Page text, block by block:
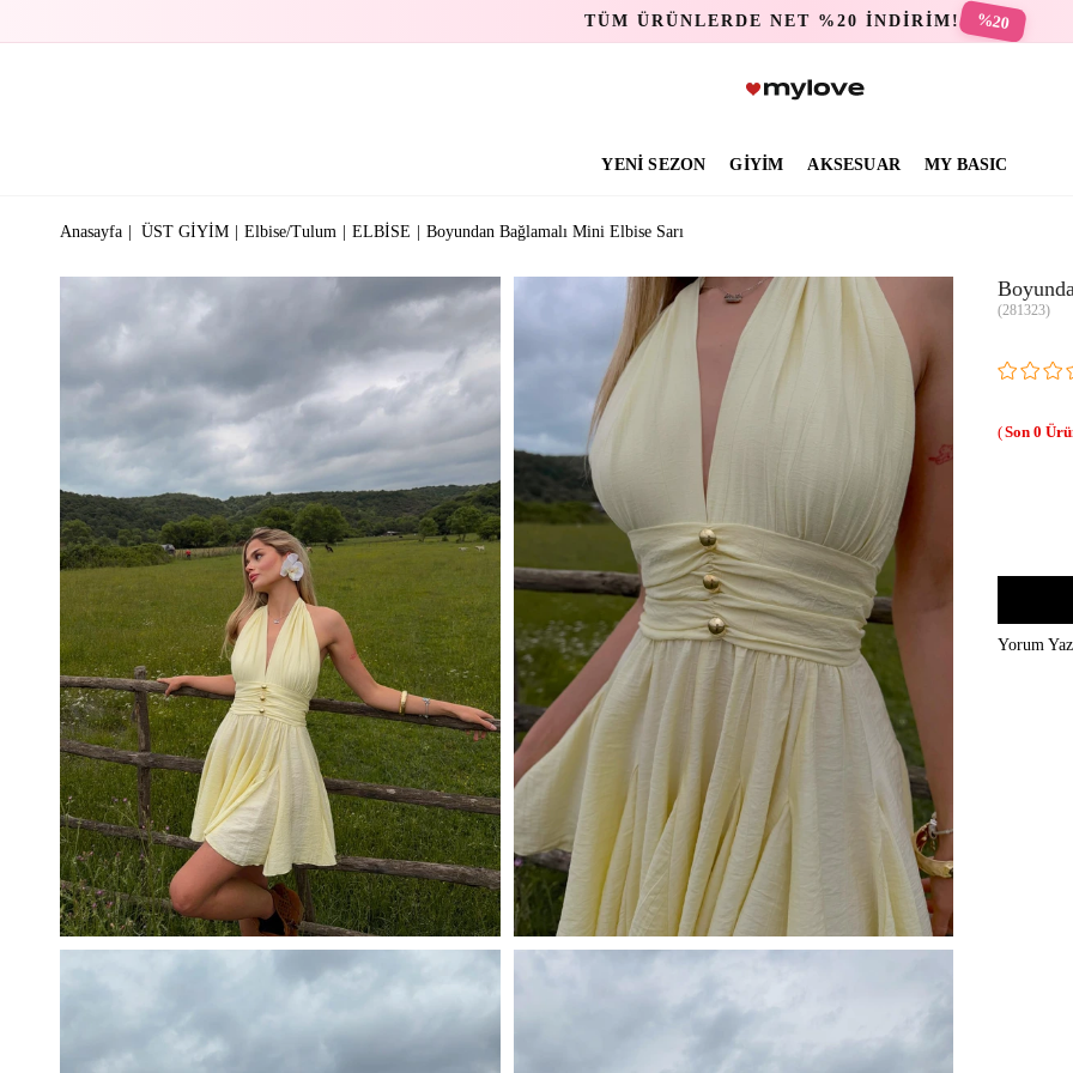
TÜM ÜRÜNLERDE NET %20 İNDİRİM! %20
YENİ SEZON GİYİM AKSESUAR MY BASIC
Anasayfa ÜST GİYİM Elbise/Tulum ELBİSE Boyundan Bağlamalı Mini Elbise Sarı
(281323)
0
Yorum Yaz